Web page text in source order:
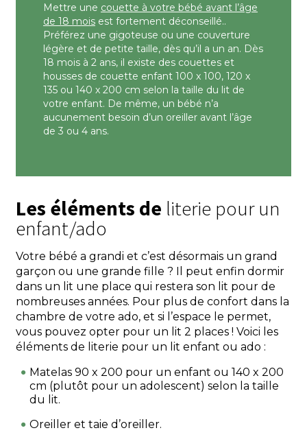
Mettre une couette à votre bébé avant l’âge
de 18 mois est fortement déconseillé..
Préférez une gigoteuse ou une couverture
légère et de petite taille, dès qu’il a un an. Dès
18 mois à 2 ans, il existe des couettes et
housses de couette enfant 100 x 100, 120 x
135 ou 140 x 200 cm selon la taille du lit de
votre enfant. De même, un bébé n’a
aucunement besoin d’un oreiller avant l’âge
de 3 ou 4 ans.
Les éléments de literie pour un
enfant/ado
Votre bébé a grandi et c’est désormais un grand
garçon ou une grande fille ? Il peut enfin dormir
dans un lit une place qui restera son lit pour de
nombreuses années. Pour plus de confort dans la
chambre de votre ado, et si l’espace le permet,
vous pouvez opter pour un lit 2 places ! Voici les
éléments de literie pour un lit enfant ou ado :
Matelas 90 x 200 pour un enfant ou 140 x 200
cm (plutôt pour un adolescent) selon la taille
du lit.
Oreiller et taie d’oreiller.